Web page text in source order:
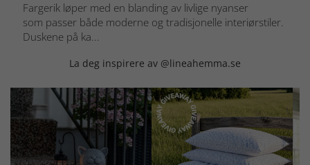
Fargerik løper med en blanding av livlige nyanser
som passer både moderne og tradisjonelle interiørstiler.
Duskene på ka...
La deg inspirere av @lineahemma.se